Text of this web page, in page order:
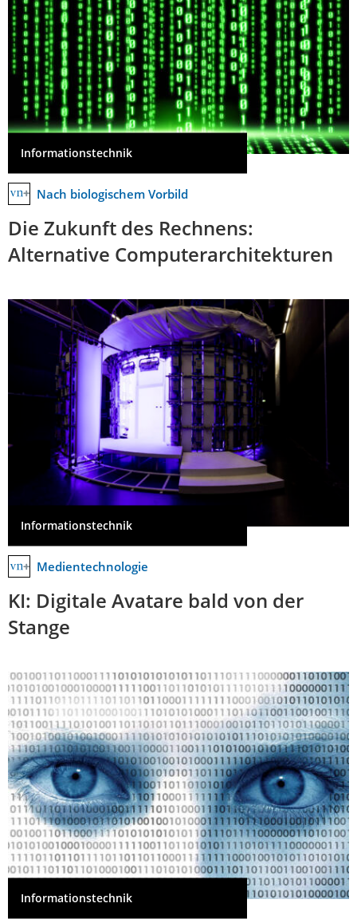
Informationstechnik
Nach biologischem Vorbild
Die Zukunft des Rechnens:
Alternative Computerarchitekturen
Informationstechnik
Medientechnologie
KI: Digitale Avatare bald von der
Stange
Informationstechnik